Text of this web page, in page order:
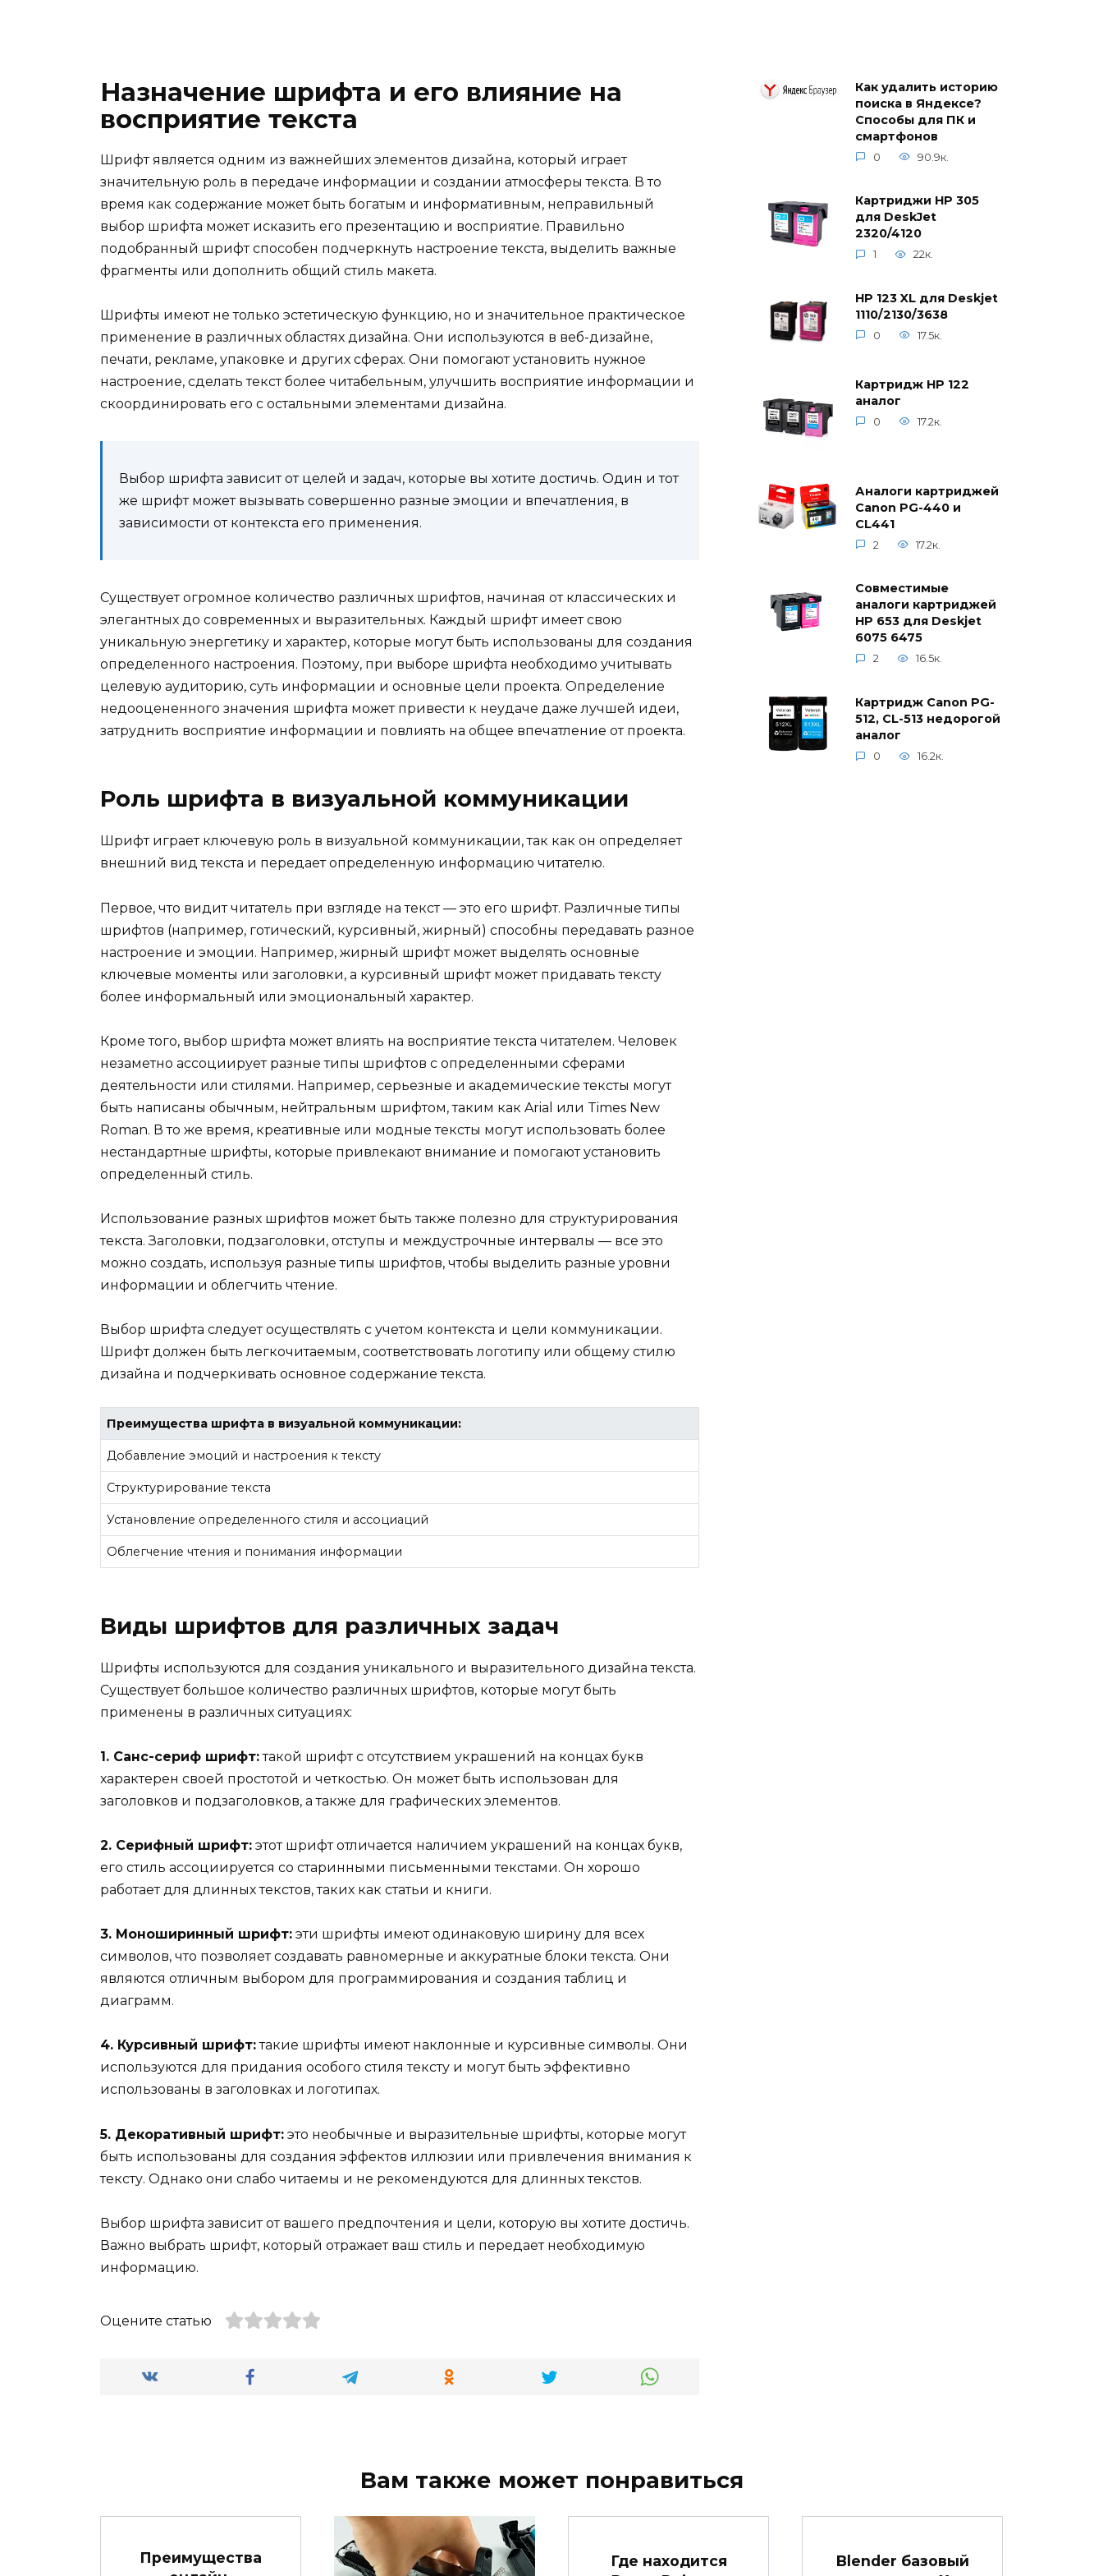
Назначение шрифта и его влияние на
восприятие текста
Шрифт является одним из важнейших элементов дизайна, который играет
значительную роль в передаче информации и создании атмосферы текста. В то
время как содержание может быть богатым и информативным, неправильный
выбор шрифта может исказить его презентацию и восприятие. Правильно
подобранный шрифт способен подчеркнуть настроение текста, выделить важные
фрагменты или дополнить общий стиль макета.
Шрифты имеют не только эстетическую функцию, но и значительное практическое
применение в различных областях дизайна. Они используются в веб-дизайне,
печати, рекламе, упаковке и других сферах. Они помогают установить нужное
настроение, сделать текст более читабельным, улучшить восприятие информации и
скоординировать его с остальными элементами дизайна.
Выбор шрифта зависит от целей и задач, которые вы хотите достичь. Один и тот
же шрифт может вызывать совершенно разные эмоции и впечатления, в
зависимости от контекста его применения.
Существует огромное количество различных шрифтов, начиная от классических и
элегантных до современных и выразительных. Каждый шрифт имеет свою
уникальную энергетику и характер, которые могут быть использованы для создания
определенного настроения. Поэтому, при выборе шрифта необходимо учитывать
целевую аудиторию, суть информации и основные цели проекта. Определение
недооцененного значения шрифта может привести к неудаче даже лучшей идеи,
затруднить восприятие информации и повлиять на общее впечатление от проекта.
Роль шрифта в визуальной коммуникации
Шрифт играет ключевую роль в визуальной коммуникации, так как он определяет
внешний вид текста и передает определенную информацию читателю.
Первое, что видит читатель при взгляде на текст — это его шрифт. Различные типы
шрифтов (например, готический, курсивный, жирный) способны передавать разное
настроение и эмоции. Например, жирный шрифт может выделять основные
ключевые моменты или заголовки, а курсивный шрифт может придавать тексту
более информальный или эмоциональный характер.
Кроме того, выбор шрифта может влиять на восприятие текста читателем. Человек
незаметно ассоциирует разные типы шрифтов с определенными сферами
деятельности или стилями. Например, серьезные и академические тексты могут
быть написаны обычным, нейтральным шрифтом, таким как Arial или Times New
Roman. В то же время, креативные или модные тексты могут использовать более
нестандартные шрифты, которые привлекают внимание и помогают установить
определенный стиль.
Использование разных шрифтов может быть также полезно для структурирования
текста. Заголовки, подзаголовки, отступы и междустрочные интервалы — все это
можно создать, используя разные типы шрифтов, чтобы выделить разные уровни
информации и облегчить чтение.
Выбор шрифта следует осуществлять с учетом контекста и цели коммуникации.
Шрифт должен быть легкочитаемым, соответствовать логотипу или общему стилю
дизайна и подчеркивать основное содержание текста.
Преимущества шрифта в визуальной коммуникации:
Добавление эмоций и настроения к тексту
Структурирование текста
Установление определенного стиля и ассоциаций
Облегчение чтения и понимания информации
Виды шрифтов для различных задач
Шрифты используются для создания уникального и выразительного дизайна текста.
Существует большое количество различных шрифтов, которые могут быть
применены в различных ситуациях:
1. Санс-сериф шрифт:такой шрифт с отсутствием украшений на концах букв
характерен своей простотой и четкостью. Он может быть использован для
заголовков и подзаголовков, а также для графических элементов.
2. Серифный шрифт: этот шрифт отличается наличием украшений на концах букв,
его стиль ассоциируется со старинными письменными текстами. Он хорошо
работает для длинных текстов, таких как статьи и книги.
3. Моноширинный шрифт: эти шрифты имеют одинаковую ширину для всех
символов, что позволяет создавать равномерные и аккуратные блоки текста. Они
являются отличным выбором для программирования и создания таблиц и
диаграмм.
4. Курсивный шрифт:такие шрифты имеют наклонные и курсивные символы. Они
используются для придания особого стиля тексту и могут быть эффективно
использованы в заголовках и логотипах.
5. Декоративный шрифт: это необычные и выразительные шрифты, которые могут
быть использованы для создания эффектов иллюзии или привлечения внимания к
тексту. Однако они слабо читаемы и не рекомендуются для длинных текстов.
Выбор шрифта зависит от вашего предпочтения и цели, которую вы хотите достичь.
Важно выбрать шрифт, который отражает ваш стиль и передает необходимую
информацию.
Оцените статью
Как удалить историю
поиска в Яндексе?
Способы для ПК и
смартфонов
0 90.9к.
Картриджи HP 305
для DeskJet
2320/4120
1 22к.
HP 123 XL для Deskjet
1110/2130/3638
0 17.5к.
Картридж HP 122
аналог
0 17.2к.
Аналоги картриджей
Canon PG-440 и
CL441
2 17.2к.
Совместимые
аналоги картриджей
HP 653 для Deskjet
6075 6475
2 16.5к.
Картридж Canon PG-
512, CL-513 недорогой
аналог
0 16.2к.
Вам также может понравиться
Преимущества
Где находится
Blender базовый